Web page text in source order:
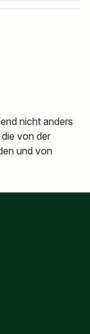
nicht anders
von der
und von